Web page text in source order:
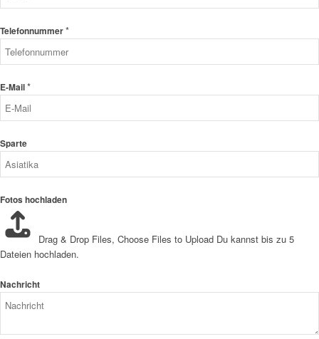
Telefonnummer*
E-Mail*
Sparte
Fotos hochladen
Drag & Drop Files, Choose Files to Upload Du kannst bis zu 5
Dateien hochladen.
Nachricht